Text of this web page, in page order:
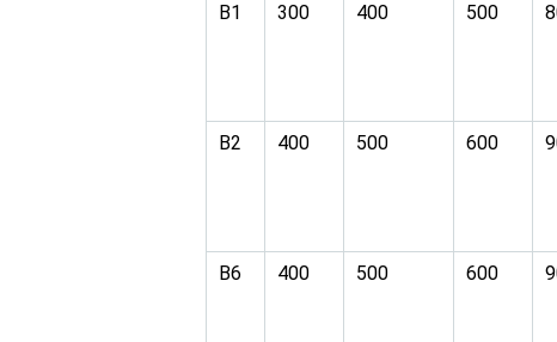
В1
300 400 500
В2
400 500 600
В6
400 500 600